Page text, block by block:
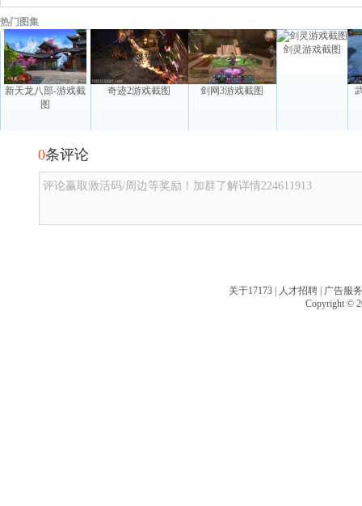
热门图集
新天龙八部-游戏截
图
奇迹2游戏截图 剑网3游戏截图
剑灵游戏截图
0条评论
评论赢取激活码/周边等奖励！加群了解详情224611913
关于17173 | 人才招聘 | 广告服务
Copyright ©